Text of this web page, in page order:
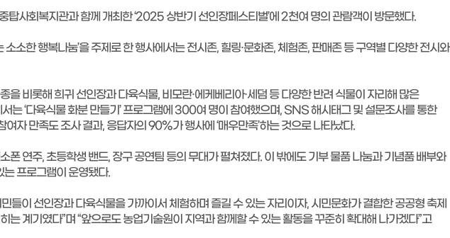
탑사회복지관과 함께 개최한 ‘2025 상반기 선인장페스티벌’에 2천여 명의 관람객이 방문했다.
소소한 행복나눔’을 주제로 한 행사에서는 전시존, 힐링·문화존, 체험존, 판매존 등 구역별 다양한 전시와
을 비롯해 희귀 선인장과 다육식물, 비모란·에케베리아·세덤 등 다양한 반려 식물이 자리해 많은
는 ‘다육식물 화분 만들기’ 프로그램에 300여 명이 참여했으며, SNS 해시태그 및 설문조사를 통한
여자 만족도 조사 결과, 응답자의 90%가 행사에 ‘매우만족’하는 것으로 나타났다.
폰 연주, 초등학생 밴드, 장구 공연팀 등의 무대가 펼쳐졌다. 이 밖에도 기부 물품 나눔과 기념품 배부와
는 프로그램이 운영됐다.
들이 선인장과 다육식물을 가까이서 체험하며 즐길 수 있는 자리이자, 시민문화가 결합한 공공형 축제
는 계기였다”며 “앞으로도 농업기술원이 지역과 함께할 수 있는 활동을 꾸준히 확대해 나가겠다”고